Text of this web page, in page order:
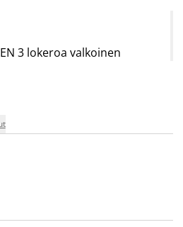
3 lokeroa valkoinen